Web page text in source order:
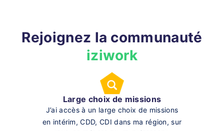
Rejoignez la communauté
iziwork
Large choix de missions
J’ai accès à un large choix de missions
en intérim, CDD, CDI dans ma région, sur